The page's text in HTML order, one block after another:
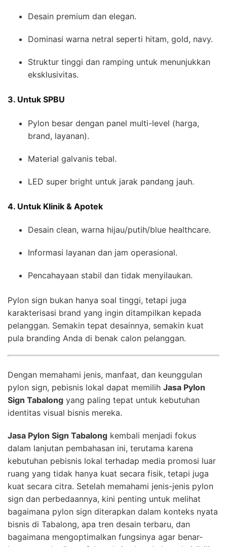
Desain premium dan elegan.
Dominasi warna netral seperti hitam, gold, navy.
Struktur tinggi dan ramping untuk menunjukkan
eksklusivitas.
3. Untuk SPBU
Pylon besar dengan panel multi-level (harga,
brand, layanan).
Material galvanis tebal.
LED super bright untuk jarak pandang jauh.
4. Untuk Klinik & Apotek
Desain clean, warna hijau/putih/blue healthcare.
Informasi layanan dan jam operasional.
Pencahayaan stabil dan tidak menyilaukan.
Pylon sign bukan hanya soal tinggi, tetapi juga
karakterisasi brand yang ingin ditampilkan kepada
pelanggan. Semakin tepat desainnya, semakin kuat
pula branding Anda di benak calon pelanggan.
Dengan memahami jenis, manfaat, dan keunggulan
pylon sign, pebisnis lokal dapat memilih Jasa Pylon
Sign Tabalong yang paling tepat untuk kebutuhan
identitas visual bisnis mereka.
Jasa Pylon Sign Tabalong kembali menjadi fokus
dalam lanjutan pembahasan ini, terutama karena
kebutuhan pebisnis lokal terhadap media promosi luar
ruang yang tidak hanya kuat secara fisik, tetapi juga
kuat secara citra. Setelah memahami jenis-jenis pylon
sign dan perbedaannya, kini penting untuk melihat
bagaimana pylon sign diterapkan dalam konteks nyata
bisnis di Tabalong, apa tren desain terbaru, dan
bagaimana mengoptimalkan fungsinya agar benar-